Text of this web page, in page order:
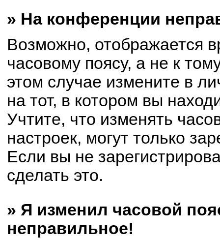
» На конференции
Возможно, отображается
часовому поясу, а не к
этом случае измените в
на тот, в котором вы
Учтите, что изменять
настроек, могут только
Если вы не
сделать это.
» Я изменил часовой
неправильное!